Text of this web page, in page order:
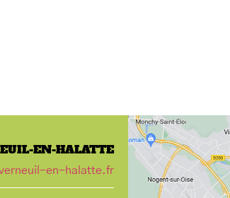
EN-HALATTE
en-halatte.fr